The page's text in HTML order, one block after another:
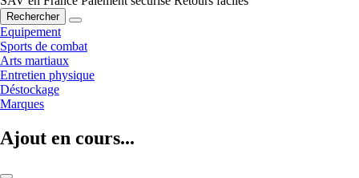
Rechercher
Equipement
Sports de combat
Arts martiaux
Entretien physique
Déstockage
Marques
Ajout en cours...